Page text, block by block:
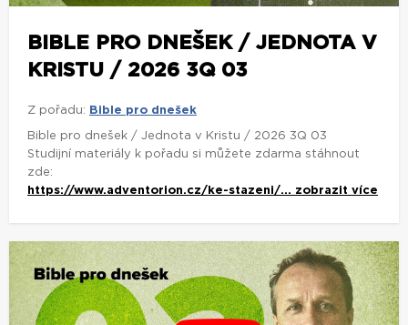
BIBLE PRO DNEŠEK / JEDNOTA V
KRISTU / 2026 3Q 03
Z pořadu: Bible pro dnešek
Bible pro dnešek / Jednota v Kristu / 2026 3Q 03
Studijní materiály k pořadu si můžete zdarma stáhnout
zde:
https://www.adventorion.cz/ke-stazeni/... zobrazit více